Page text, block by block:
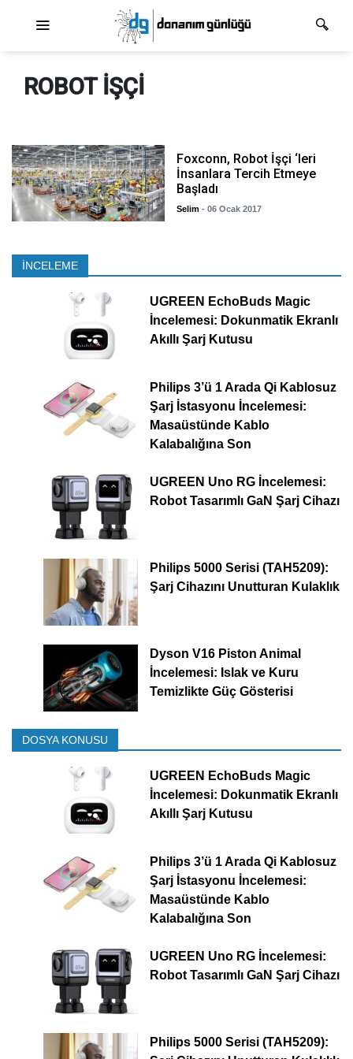
ROBOT IŞÇI
Foxconn, Robot İşçi ‘leri
İnsanlara Tercih Etmeye
Başladı
Selim - 06 Ocak 2017
İNCELEME
UGREEN EchoBuds Magic
İncelemesi: Dokunmatik Ekranlı
Akıllı Şarj Kutusu
Philips 3’ü 1 Arada Qi Kablosuz
Şarj İstasyonu İncelemesi:
Masaüstünde Kablo
Kalabalığına Son
UGREEN Uno RG İncelemesi:
Robot Tasarımlı GaN Şarj Cihazı
Philips 5000 Serisi (TAH5209):
Şarj Cihazını Unutturan Kulaklık
Dyson V16 Piston Animal
İncelemesi: Islak ve Kuru
Temizlikte Güç Gösterisi
DOSYA KONUSU
UGREEN EchoBuds Magic
İncelemesi: Dokunmatik Ekranlı
Akıllı Şarj Kutusu
Philips 3’ü 1 Arada Qi Kablosuz
Şarj İstasyonu İncelemesi:
Masaüstünde Kablo
Kalabalığına Son
UGREEN Uno RG İncelemesi:
Robot Tasarımlı GaN Şarj Cihazı
Philips 5000 Serisi (TAH5209):